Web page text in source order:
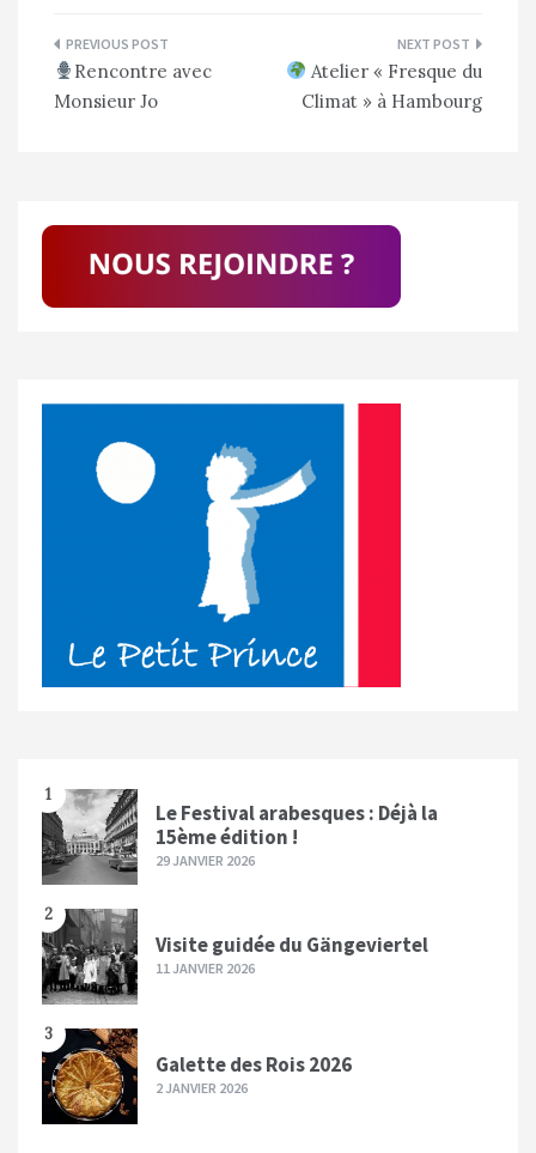
Navigation
deRencontre avec
Monsieur Jo
Atelier « Fresque du
Climat » à Hambourg
1
Le Festival arabesques : Déjà la
15ème édition !
29 JANVIER 2026
2
Visite guidée du Gängeviertel
11 JANVIER 2026
3
Galette des Rois 2026
2 JANVIER 2026